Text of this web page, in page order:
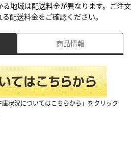
地域は配送料金が異なります。ご注文
配送料金をご確認ください。
商品情報
状況についてはこちらから」をクリック